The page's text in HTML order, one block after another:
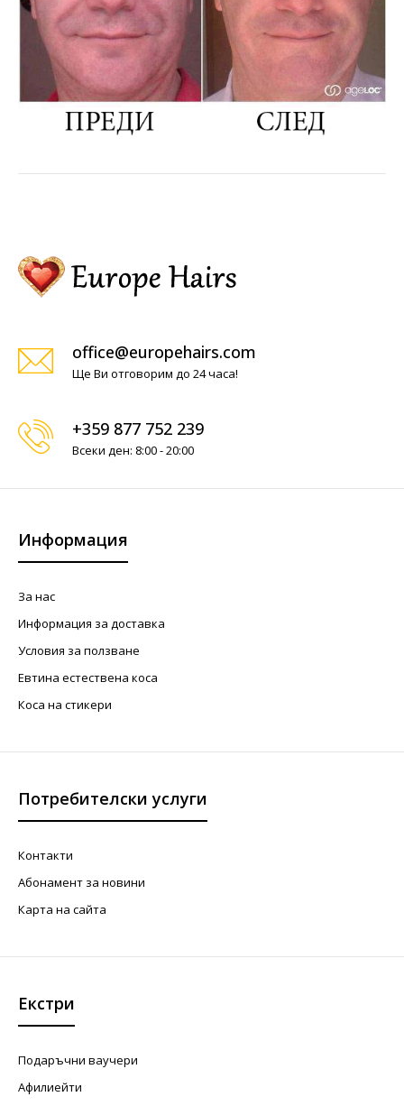
office@europehairs.com
Ще Ви отговорим до 24 часа!
+359 877 752 239
Всеки ден: 8:00 - 20:00
Информация
За нас
Информация за доставка
Условия за ползване
Евтина естествена коса
Коса на стикери
Потребителски услуги
Контакти
Абонамент за новини
Карта на сайта
Екстри
Подаръчни ваучери
Афилиейти